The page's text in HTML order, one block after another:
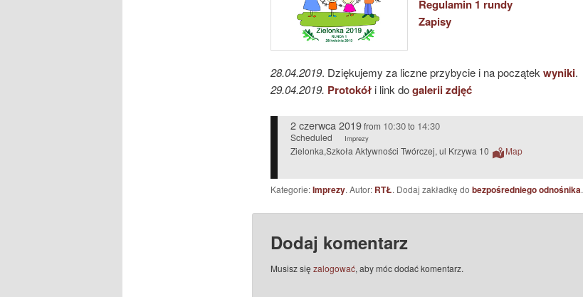
Regulamin 1 rundy
Zapisy
28.04.2019. Dziękujemy za liczne przybycie i na początekwyniki.
29.04.2019. Protokółi link dogalerii zdjęć
2 czerwca 2019from 10:30to 14:30
Scheduled Imprezy
Zielonka,Szkoła Aktywności Twórczej, ul Krzywa 10 Map
Kategorie:Imprezy. Autor: RTŁ. Dodaj zakładkę do bezpośredniego odnośnika.
Dodaj komentarz
Musisz się zalogować, aby móc dodać komentarz.